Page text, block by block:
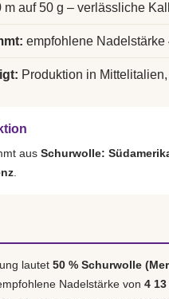
m auf 50 g – verlässliche
empfohlene Nadelstärke
Produktion in
aus Schurwolle:
lautet 50 % Schurwolle
Nadelstärke von 4 13